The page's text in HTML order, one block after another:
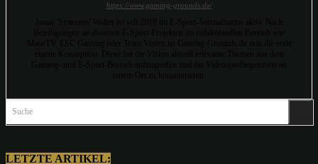
https://www.gaming-grounds.de/
Suche
LETZTE ARTIKEL: